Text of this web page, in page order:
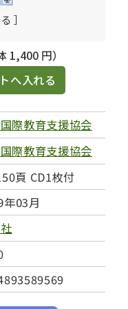
］
1,400 円）
へ入れる
際教育支援協会
際教育支援協会
頁 CD1枚付
03月